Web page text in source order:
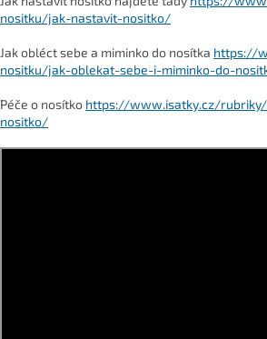
nositku/jak-nastavit-nositko/
Jak obléct sebe a miminko do nosítka https://
nositku/jak-oblekat-sebe-i-miminko-do-
Péče o nosítko https://www.isatky.cz/
nositko/